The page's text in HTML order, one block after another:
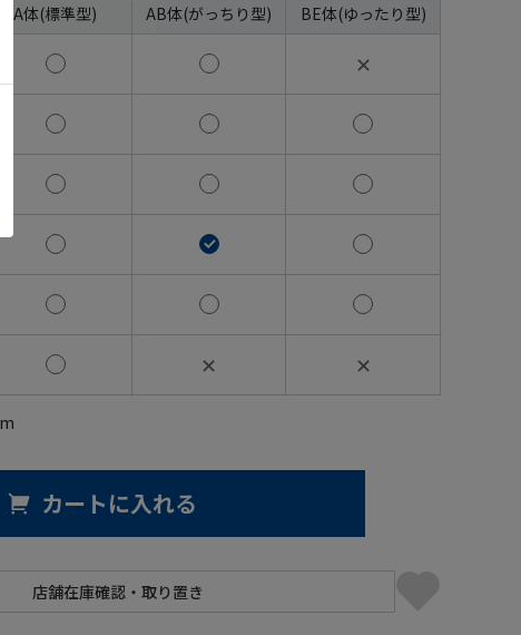
A体(標準型) AB体(がっちり型) BE体(ゆったり型)
✕
✕ ✕
カートに入れる